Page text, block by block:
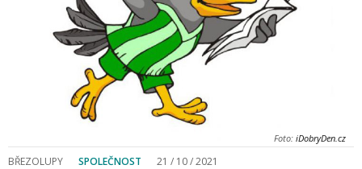
Foto: iDobryDen.cz
BŘEZOLUPY SPOLEČNOST 21 / 10 / 2021